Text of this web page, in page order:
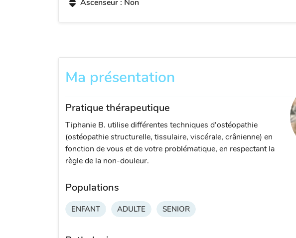
Ascenseur : Non
Ma présentation
Pratique thérapeutique
Tiphanie B. utilise différentes techniques d'ostéopathie
(ostéopathie structurelle, tissulaire, viscérale, crânienne) en
fonction de vous et de votre problématique, en respectant la
règle de la non-douleur.
Populations
ENFANT ADULTE SENIOR